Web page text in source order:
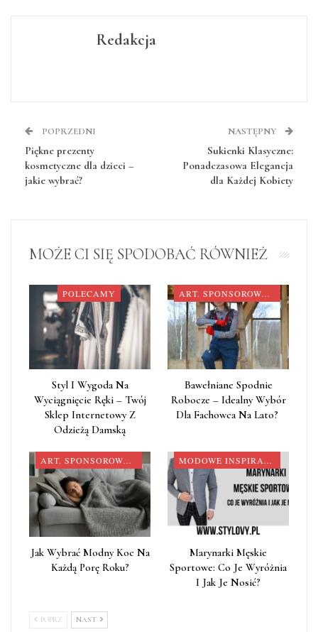
Redakcja
POPRZEDNI
Piękne prezenty
kosmetyczne dla dzieci –
jakie wybrać?
NASTĘPNY
Sukienki Klasyczne:
Ponadczasowa Elegancja
dla Każdej Kobiety
MOŻE CI SIĘ SPODOBAĆ RÓWNIEŻ
POLECAMY
Styl I Wygoda Na
Wyciągnięcie Ręki – Twój
Sklep Internetowy Z
Odzieżą Damską
Bawełniane Spodnie
Robocze – Idealny Wybór
Dla Fachowca Na Lato?
ART. SPONSOROWANY
Jak Wybrać Modny Koc Na
Każdą Porę Roku?
MODOWE INSPIRACJE
Marynarki Męskie
Sportowe: Co Je Wyróżnia
I Jak Je Nosić?
POPRZ NAST